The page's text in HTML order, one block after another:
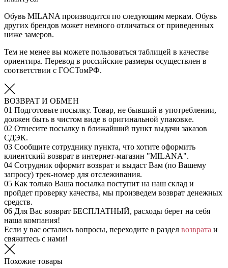
Обувь MILANA производится по следующим меркам. Обувь
других брендов может немного отличаться от приведенных
ниже замеров.
Тем не менее вы можете пользоваться таблицей в качестве
ориентира. Перевод в российские размеры осуществлен в
соответствии с ГОСТомРФ.
ВОЗВРАТ И ОБМЕН
01 Подготовьте посылку. Товар, не бывший в употреблении,
должен быть в чистом виде в оригинальной упаковке.
02 Отнесите посылку в ближайший пункт выдачи заказов
СДЭК.
03 Сообщите сотруднику пункта, что хотите оформить
клиентский возврат в интернет-магазин "MILANA".
04 Сотрудник оформит возврат и выдаст Вам (по Вашему
запросу) трек-номер для отслеживания.
05 Как только Ваша посылка поступит на наш склад и
пройдет проверку качества, мы произведем возврат денежных
средств.
06 Для Вас возврат БЕСПЛАТНЫЙ, расходы берет на себя
наша компания!
Если у вас остались вопросы, переходите в раздел возврата и
свяжитесь с нами!
Похожие товары